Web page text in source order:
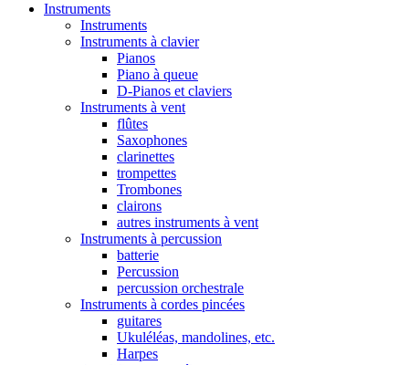
Instruments
Instruments
Instruments à clavier
Pianos
Piano à queue
D-Pianos et claviers
Instruments à vent
flûtes
Saxophones
clarinettes
trompettes
Trombones
clairons
autres instruments à vent
Instruments à percussion
batterie
Percussion
percussion orchestrale
Instruments à cordes pincées
guitares
Ukuléléas, mandolines, etc.
Harpes